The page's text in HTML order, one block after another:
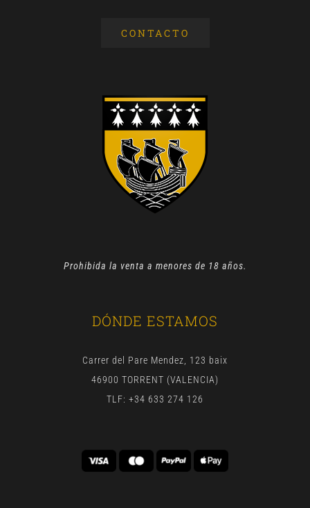
CONTACTO
Prohibida la venta a menores de 18 años.
DÓNDE ESTAMOS
Carrer del Pare Mendez, 123 baix
46900 TORRENT (VALENCIA)
TLF: +34 633 274 126